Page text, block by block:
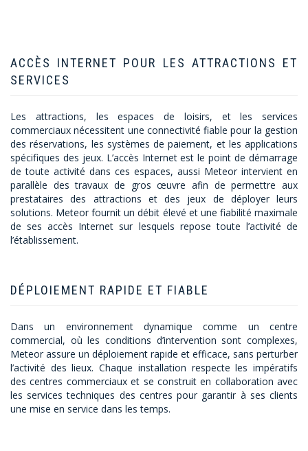
ACCÈS INTERNET POUR LES ATTRACTIONS ET
SERVICES
Les attractions, les espaces de loisirs, et les services
commerciaux nécessitent une connectivité fiable pour la gestion
des réservations, les systèmes de paiement, et les applications
spécifiques des jeux. L’accès Internet est le point de démarrage
de toute activité dans ces espaces, aussi Meteor intervient en
parallèle des travaux de gros œuvre afin de permettre aux
prestataires des attractions et des jeux de déployer leurs
solutions. Meteor fournit un débit élevé et une fiabilité maximale
de ses accès Internet sur lesquels repose toute l’activité de
l’établissement.
DÉPLOIEMENT RAPIDE ET FIABLE
Dans un environnement dynamique comme un centre
commercial, où les conditions d’intervention sont complexes,
Meteor assure un déploiement rapide et efficace, sans perturber
l’activité des lieux. Chaque installation respecte les impératifs
des centres commerciaux et se construit en collaboration avec
les services techniques des centres pour garantir à ses clients
une mise en service dans les temps.